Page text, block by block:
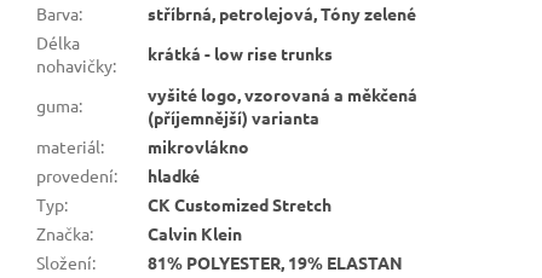
Barva:
stříbrná, petrolejová, Tóny zelené
Délka
nohavičky:
krátká - low rise trunks
guma:
vyšité logo, vzorovaná a měkčená
(příjemnější) varianta
materiál:
mikrovlákno
provedení:
hladké
Typ:
CK Customized Stretch
Značka:
Calvin Klein
Složení:
81% POLYESTER, 19% ELASTAN